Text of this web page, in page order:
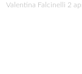
Valentina Falcinelli 2